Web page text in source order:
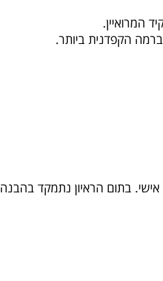
המרואיין.
הקפדנית ביותר.
אישי. בתום הראיון נתמקד בהבנה